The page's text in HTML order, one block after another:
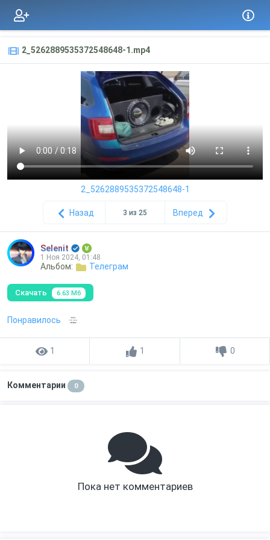
2_5262889535372548648-1.mp4
2_5262889535372548648-1
Назад 3 из 25 Вперед
Selenit
1 Ноя 2024, 01:48
Альбом: Телеграм
Скачать 6.63 Мб
Понравилось
1 1 0
Комментарии 0
Пока нет комментариев